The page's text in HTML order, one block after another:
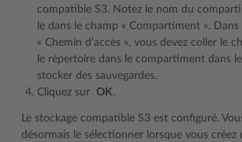
compatible S3. Notez le nom du
le dans le champ « Compartiment ». Dans
« Chemin d’accès », vous devez coller le
le répertoire dans le compartiment dans
stocker des sauvegardes.
Cliquez sur OK.
Le stockage compatible S3 est configuré.
désormais le sélectionner lorsque vous créez